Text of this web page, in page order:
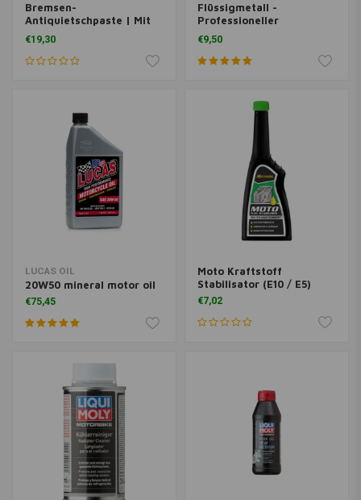
Bremsen-
Antiquietschpaste | Mit
Pinsel
€19,30
Flüssigmetall -
Professioneller
Zweikomponenten-
Epoxidkleber | 25ML
€9,50
LUCAS OIL
20W50 mineral motor oil
€75,45
Moto Kraftstoff
Stabilisator (E10 / E5)
€7,02